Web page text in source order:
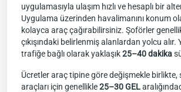
uygulamasıyla ulaşım hızlı ve hesaplı bir
Uygulama üzerinden havalimanını konum
kolayca araç çağırabilirsiniz. Şoförler
çıkışındaki belirlenmiş alanlardan yolcu alır.
trafiğe bağlı olarak yaklaşık25–40 dakika
Ücretler araç tipine göre değişmekle
araçları için genellikle25–30 GEL